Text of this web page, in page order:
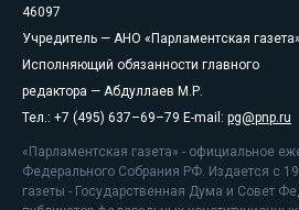
46097
Учредитель — АНО «Парламентская газета»
Исполняющий обязанности главного
редактора — Абдуллаев М.Р.
Тел.: +7 (495) 637–69–79 E-mail: pg@pnp.ru
«Парламентская газета» - официальное
Федерального Собрания РФ. Издается с
газеты - Государственная Дума и Совет